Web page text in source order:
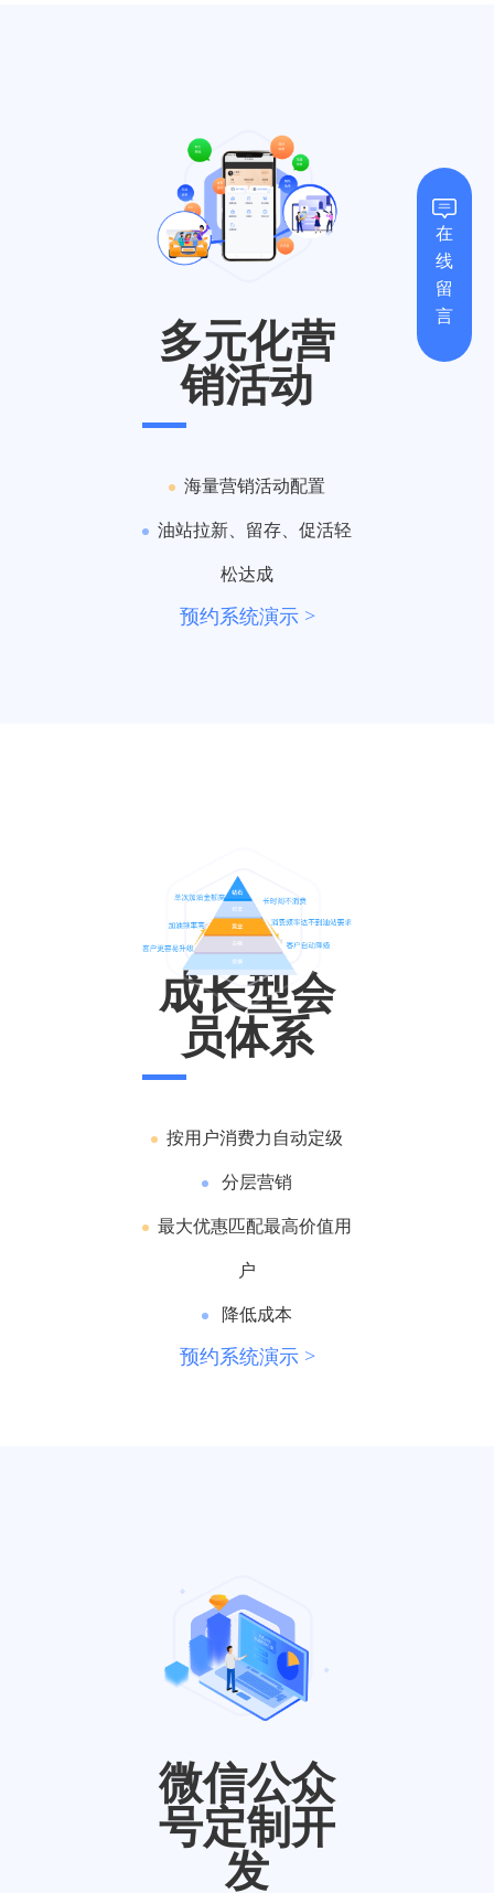
多元化营
销活动
海量营销活动配置
油站拉新、留存、促活轻
松达成
预约系统演示 >
成长型会
员体系
按用户消费力自动定级
分层营销
最大优惠匹配最高价值用
户
降低成本
预约系统演示 >
微信公众
号定制开
发
在
线
留
言